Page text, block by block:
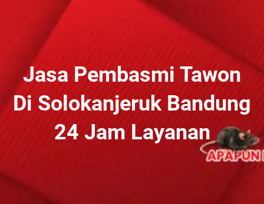
Jasa Pembasmi Tawon
Di Solokanjeruk Bandung
24 Jam Layanan